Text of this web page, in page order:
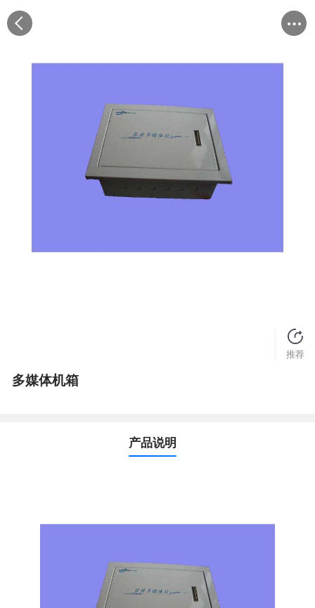
推荐
多媒体机箱
产品说明